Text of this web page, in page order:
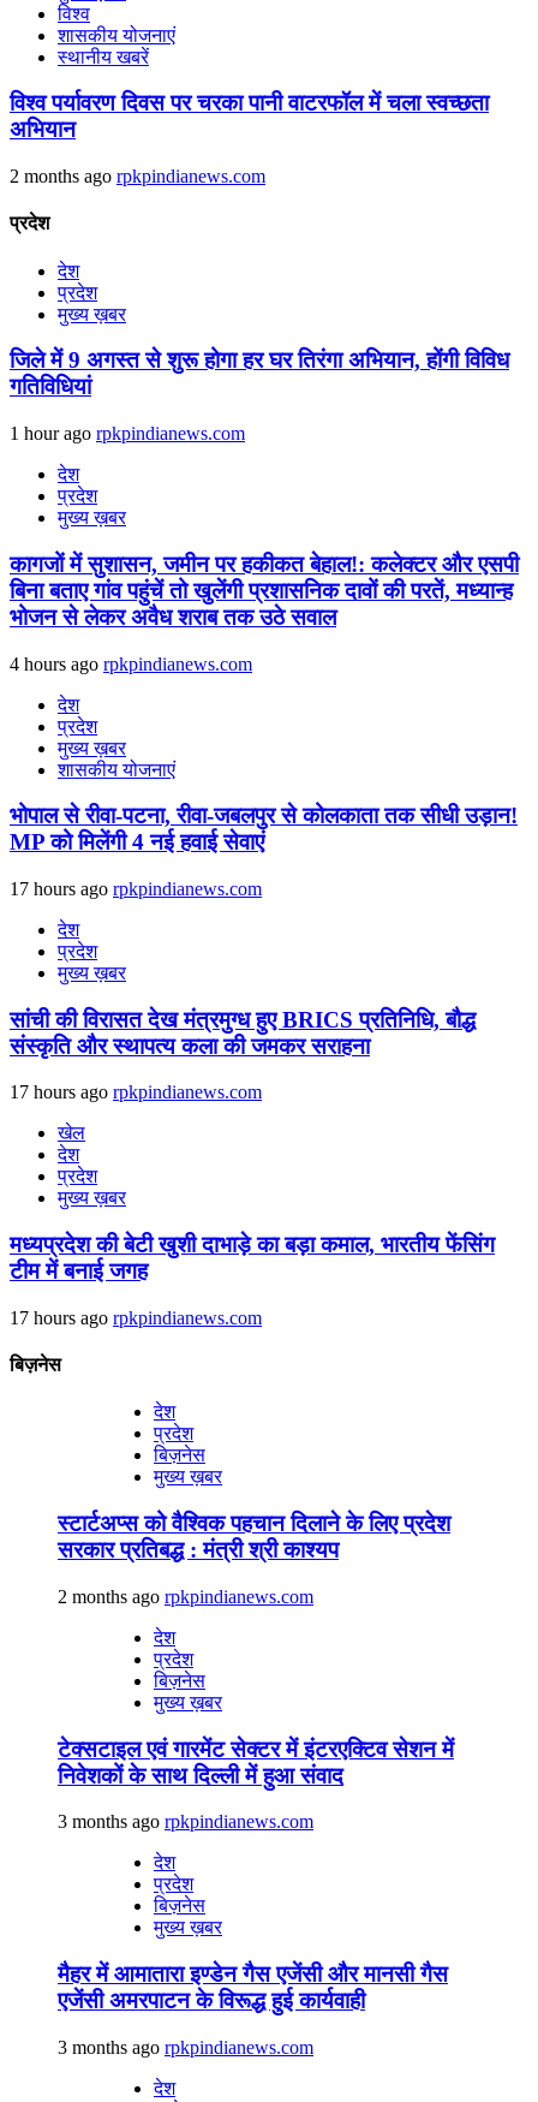
विश्व
शासकीय योजनाएं
स्थानीय खबरें
विश्व पर्यावरण दिवस पर चरका पानी वाटरफॉल में चला स्वच्छता
अभियान
2 months ago rpkpindianews.com
प्रदेश
देश
प्रदेश
मुख्य ख़बर
जिले में 9 अगस्‍त से शुरू होगा हर घर तिरंगा अभियान, होंगी विविध
गतिविधियां
1 hour ago rpkpindianews.com
देश
प्रदेश
मुख्य ख़बर
कागजों में सुशासन, जमीन पर हकीकत बेहाल!: कलेक्टर और एसपी
बिना बताए गांव पहुंचें तो खुलेंगी प्रशासनिक दावों की परतें, मध्यान्ह
भोजन से लेकर अवैध शराब तक उठे सवाल
4 hours ago rpkpindianews.com
देश
प्रदेश
मुख्य ख़बर
शासकीय योजनाएं
भोपाल से रीवा-पटना, रीवा-जबलपुर से कोलकाता तक सीधी उड़ान!
MP को मिलेंगी 4 नई हवाई सेवाएं
17 hours ago rpkpindianews.com
देश
प्रदेश
मुख्य ख़बर
सांची की विरासत देख मंत्रमुग्ध हुए BRICS प्रतिनिधि, बौद्ध
संस्कृति और स्थापत्य कला की जमकर सराहना
17 hours ago rpkpindianews.com
खेल
देश
प्रदेश
मुख्य ख़बर
मध्यप्रदेश की बेटी खुशी दाभाड़े का बड़ा कमाल, भारतीय फेंसिंग
टीम में बनाई जगह
17 hours ago rpkpindianews.com
बिज़नेस
देश
प्रदेश
बिज़नेस
मुख्य ख़बर
स्टार्टअप्स को वैश्विक पहचान दिलाने के लिए प्रदेश
सरकार प्रतिबद्ध : मंत्री श्री काश्यप
2 months ago rpkpindianews.com
देश
प्रदेश
बिज़नेस
मुख्य ख़बर
टेक्सटाइल एवं गारमेंट सेक्टर में इंटरएक्टिव सेशन में
निवेशकों के साथ दिल्ली में हुआ संवाद
3 months ago rpkpindianews.com
देश
प्रदेश
बिज़नेस
मुख्य ख़बर
मैहर में आमातारा इण्डेन गैस एजेंसी और मानसी गैस
एजेंसी अमरपाटन के विरूद्ध हुई कार्यवाही
3 months ago rpkpindianews.com
देश